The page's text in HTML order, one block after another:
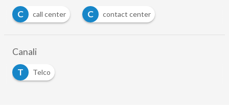
C
call center C contact center
Canali
T
Telco